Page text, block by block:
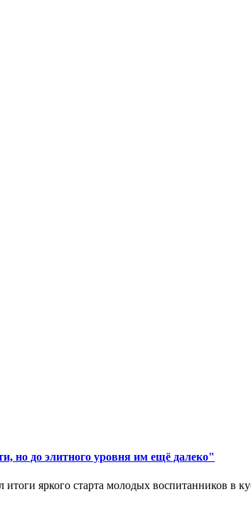
но до элитного уровня им ещё далеко"
яркого старта молодых воспитанников в